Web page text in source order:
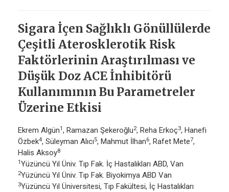
Sigara İçen Sağlıklı Gönüllülerde
Çeşitli Aterosklerotik Risk
Faktörlerinin Araştırılması ve
Düşük Doz ACE İnhibitörü
Kullanımının Bu Parametreler
Üzerine Etkisi
Ekrem Algün1, Ramazan Şekeroğlu2, Reha Erkoç3, Hanefi
Özbek4, Süleyman Alıcı5, Mahmut İlhan6, Rafet Mete7,
Halis Aksoy8
1Yüzüncü Yıl Üniv. Tıp Fak. İç Hastalıkları ABD, Van
2Yüzüncü Yıl Üniv. Tıp Fak. Biyokimya ABD Van
3Yüzüncü Yıl Üniversitesi, Tıp Fakültesi, İç Hastalıkları